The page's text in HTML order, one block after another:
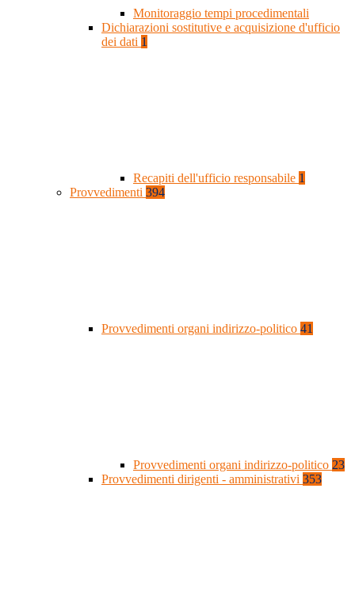
Monitoraggio tempi procedimentali
Dichiarazioni sostitutive e acquisizione d'ufficio
dei dati 1
Recapiti dell'ufficio responsabile 1
Provvedimenti 394
Provvedimenti organi indirizzo-politico 41
Provvedimenti organi indirizzo-politico 23
Provvedimenti dirigenti - amministrativi 353